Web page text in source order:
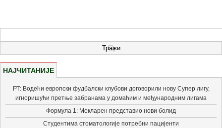
НАЈЧИТАНИЈЕ
РТ: Водећи европски фудбалски клубови договорили нову Супер лигу,
игноришући претње забранама у домаћим и међународним лигама
Формула 1: Мекларен представио нови болид
Студентима стоматологије потребни пацијенти